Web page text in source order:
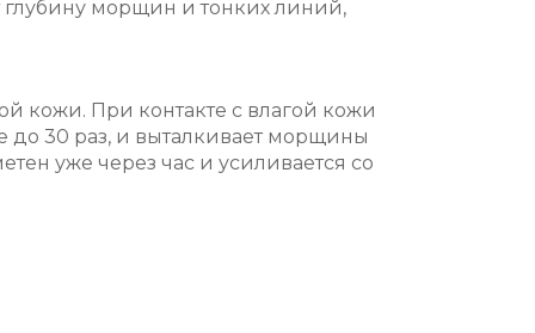
глубину морщин и тонких линий,
кожи. При контакте с влагой кожи
до 30 раз, и выталкивает морщины
уже через час и усиливается со